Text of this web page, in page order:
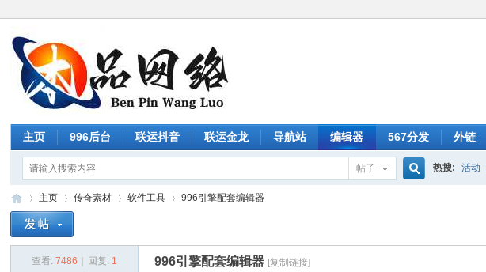
主页 996后台 联运抖音 联运金龙 导航站 编辑器 567分发 外链
帖子 热搜: 活动
主页
›
传奇素材
›
软件工具
›
996引擎配套编辑器
查看: 7486 回复: 1 996引擎配套编辑器 [复制链接]